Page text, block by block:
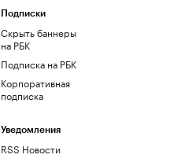
Подписки
Скрыть баннеры
на РБК
Подписка на РБК
Корпоративная
подписка
Уведомления
RSS Новости